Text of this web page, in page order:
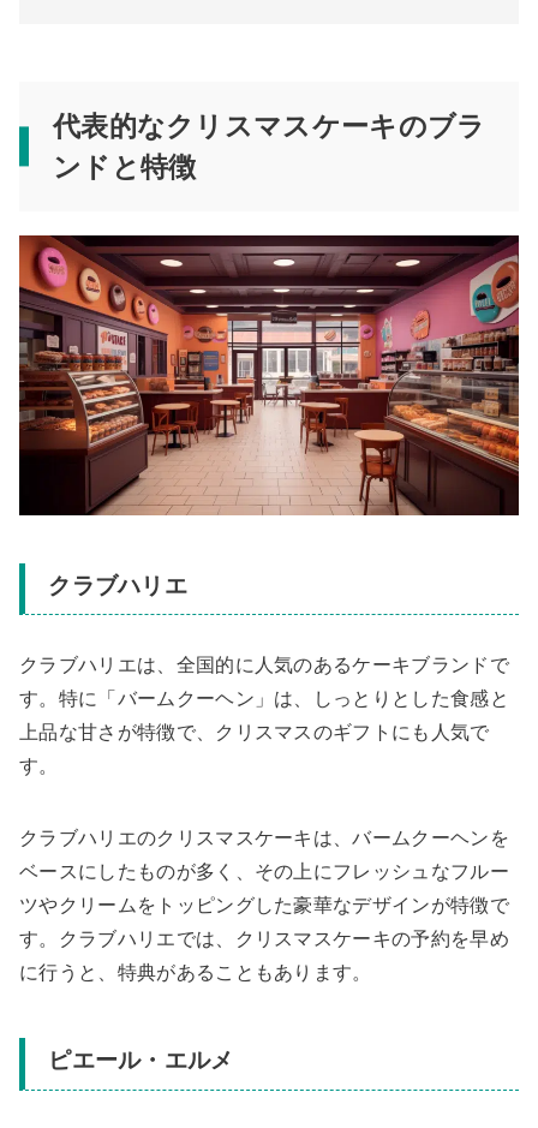
代表的なクリスマスケーキのブラ
ンドと特徴
クラブハリエ
クラブハリエは、全国的に人気のあるケーキブランドで
す。特に「バームクーヘン」は、しっとりとした食感と
上品な甘さが特徴で、クリスマスのギフトにも人気で
す。
クラブハリエのクリスマスケーキは、バームクーヘンを
ベースにしたものが多く、その上にフレッシュなフルー
ツやクリームをトッピングした豪華なデザインが特徴で
す。クラブハリエでは、クリスマスケーキの予約を早め
に行うと、特典があることもあります。
ピエール・エルメ